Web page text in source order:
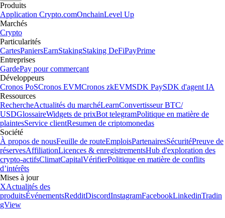
Produits
Application Crypto.comOnchainLevel Up
Marchés
Crypto
Particularités
CartesPaniersEarnStakingStaking DeFiPayPrime
Entreprises
GardePay pour commerçant
Développeurs
Cronos PoSCronos EVMCronos zkEVMSDK PaySDK d'agent IA
Ressources
RechercheActualités du marchéLearnConvertisseur BTC/
USDGlossaireWidgets de prixBot telegramPolitique en matière de
plaintesService clientResumen de criptomonedas
Société
À propos de nousFeuille de routeEmploisPartenairesSécuritéPreuve de
réservesAffiliationLicences & enregistrementsHub d'exploration des
crypto-actifsClimatCapitalVérifierPolitique en matière de conflits
d’intérêts
Mises à jour
XActualités des
produitsÉvénementsRedditDiscordInstagramFacebookLinkedinTradin
gView